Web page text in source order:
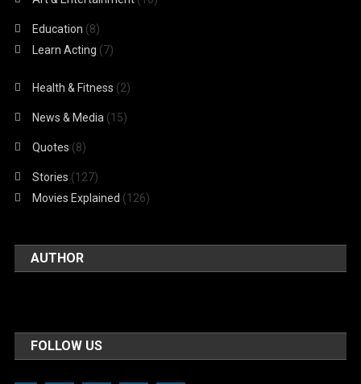
Education (8)
Learn Acting (7)
Health & Fitness (2)
News & Media (15)
Quotes (8)
Stories (127)
Movies Explained (126)
AUTHOR
FOLLOW US